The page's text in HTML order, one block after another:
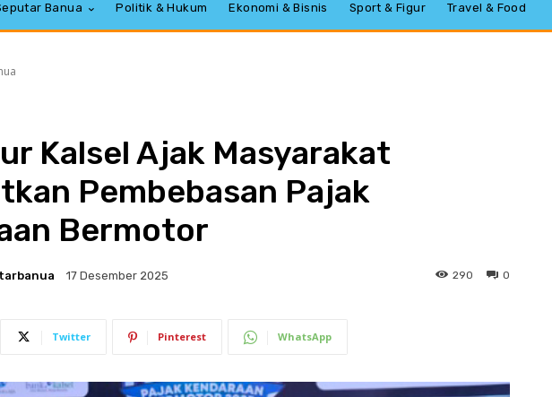
Banua Politik & Hukum Ekonomi & Bisnis Sport & Figur Travel & Food
Kalsel Ajak Masyarakat
Pembebasan Pajak
Bermotor
17 Desember 2025 0
290
Twitter Pinterest WhatsApp